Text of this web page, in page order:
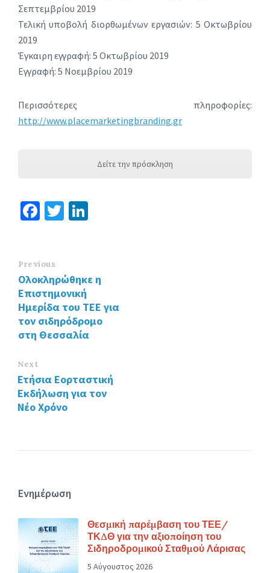
Σεπτεμβρίου 2019
Τελική υποβολή διορθωμένων εργασιών: 5 Οκτωβρίου
2019
Έγκαιρη εγγραφή: 5 Οκτωβρίου 2019
Εγγραφή: 5 Νοεμβρίου 2019
Περισσότερες πληροφορίες:
http://www.placemarketingbranding.gr
Δείτε την πρόσκληση
Fa
o
o
k
T
er
n
Previous
Ολοκληρώθηκε η
Επιστημονική
Ημερίδα του ΤΕΕ για
τον σιδηρόδρομο
στη Θεσσαλία
Next
Ετήσια Εορταστική
Εκδήλωση για τον
Νέο Χρόνο
Ενημέρωση
Θεσμική παρέμβαση του ΤΕΕ/
ΤΚΔΘ για την αξιοποίηση του
Σιδηροδρομικού Σταθμού Λάρισας
5 Αύγουστος 2026